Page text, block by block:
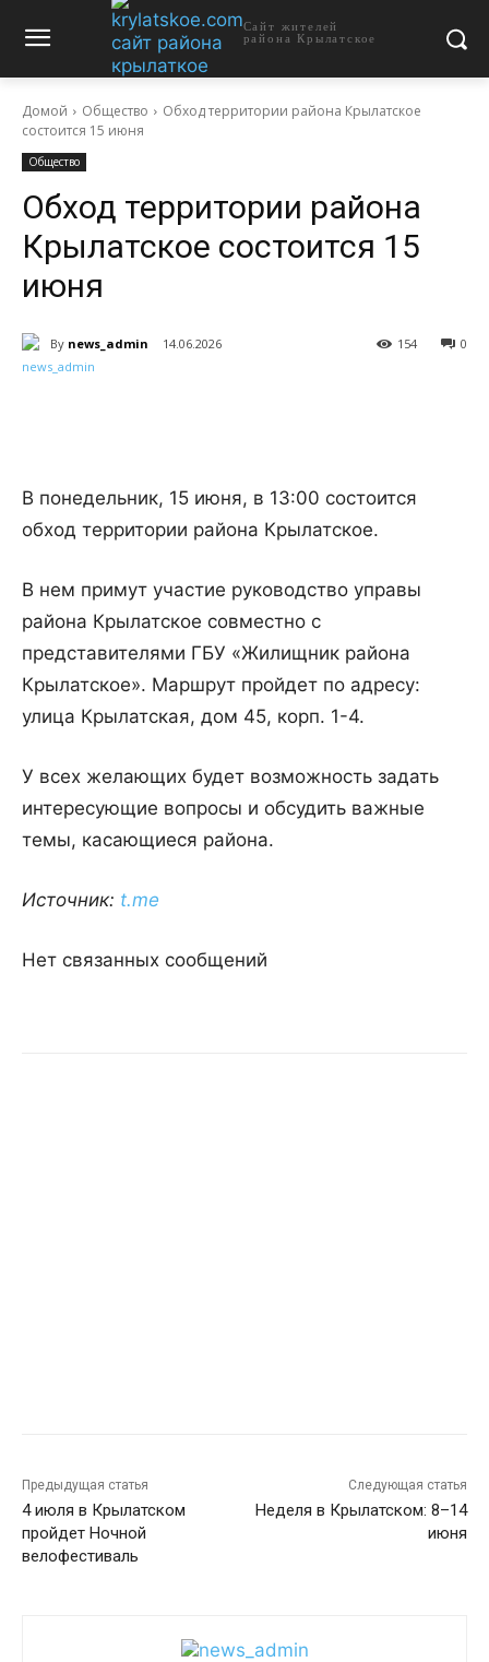
Сайт жителей
района Крылатское
Домой Общество
Обход территории района Крылатское
состоится 15 июня
Общество
Обход территории района
Крылатское состоится 15
июня
By news_admin 14.06.2026 0
154
В понедельник, 15 июня, в 13:00 состоится
обход территории района Крылатское.
В нем примут участие руководство управы
района Крылатское совместно с
представителями ГБУ «Жилищник района
Крылатское». Маршрут пройдет по адресу:
улица Крылатская, дом 45, корп. 1-4.
У всех желающих будет возможность задать
интересующие вопросы и обсудить важные
темы, касающиеся района.
Источник: t.me
Нет связанных сообщений
Предыдущая статья
4 июля в Крылатском
пройдет Ночной
велофестиваль
Следующая статья
Неделя в Крылатском: 8–14
июня